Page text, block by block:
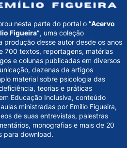
nesta parte do portal o “Acervo
Figueira”, uma coleção
produção desse autor desde os anos
700 textos, reportagens, matérias
e colunas publicadas em diversos
dezenas de artigos
material sobre psicologia das
teorias e práticas
Educação Inclusiva, conteúdo
ministradas por Emílio Figueira,
de suas entrevistas, palestras
monografias e mais de 20
para download.